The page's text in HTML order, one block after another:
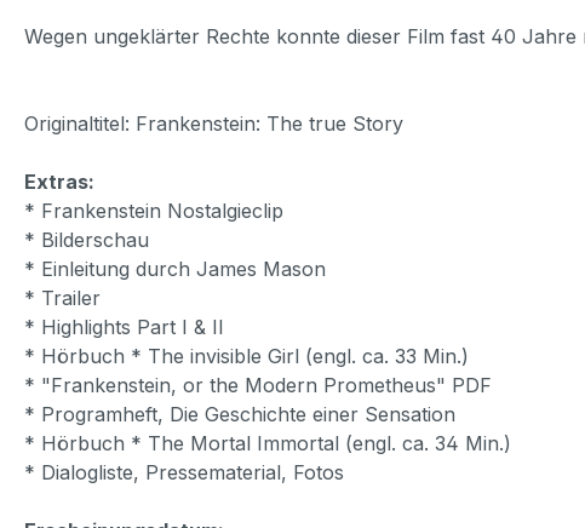
Wegen ungeklärter Rechte konnte dieser Film fast 40
Originaltitel: Frankenstein: The true Story
Extras:
* Frankenstein Nostalgieclip
* Bilderschau
* Einleitung durch James Mason
* Trailer
* Highlights Part I & II
* Hörbuch * The invisible Girl (engl. ca. 33 Min.)
* "Frankenstein, or the Modern Prometheus" PDF
* Programheft, Die Geschichte einer Sensation
* Hörbuch * The Mortal Immortal (engl. ca. 34 Min.)
* Dialogliste, Pressematerial, Fotos